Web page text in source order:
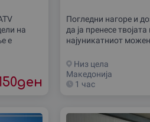
на
е
ден
Погледни нагоре и
да ја пренесе
најуникатниот
е доживување кое
Низ цела
Македониjа
1 час